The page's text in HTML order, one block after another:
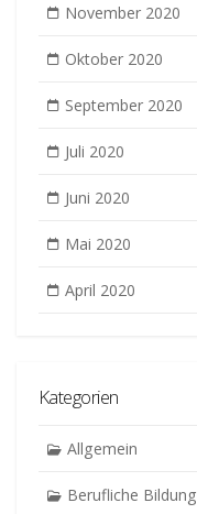
November 2020
Oktober 2020
September 2020
Juli 2020
Juni 2020
Mai 2020
April 2020
Kategorien
Allgemein
Berufliche Bildung